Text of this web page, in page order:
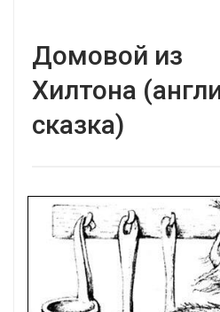
Домовой из
Хилтона
сказка)